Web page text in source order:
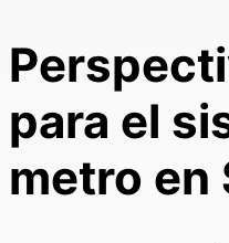
para el
metro en